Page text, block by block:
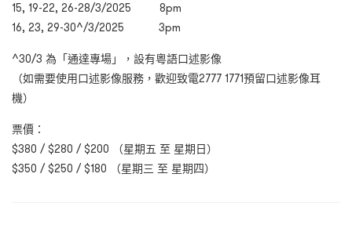
15, 19-22, 26-28/3/2025 8pm
16, 23, 29-30^/3/2025 3pm
^30/3 為「通達專場」，設有粵語口述影像
（如需要使用口述影像服務，歡迎致電2777 1771預留口述影像耳
機）
票價：
$380 / $280 / $200 （星期五 至 星期日）
$350 / $250 / $180 （星期三 至 星期四）